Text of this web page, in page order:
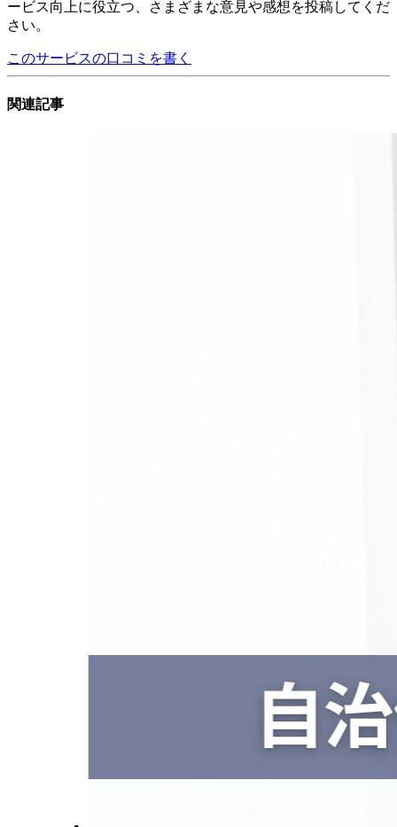
ービス向上に役立つ、さまざまな意見や感想を投稿してくだ
さい。
このサービスの口コミを書く
関連記事